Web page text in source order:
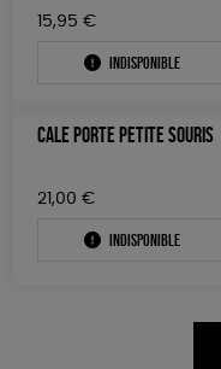
15,95 €
Indisponible
CALE PORTE PETITE SOURIS
21,00 €
Indisponible